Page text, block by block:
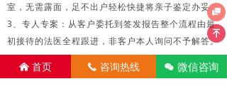
室，无需露面，足不出户轻松快捷将亲子鉴定办妥。
3、专人专案：从客户委托到签发报告整个流程由最
初接待的法医全程跟进，非客户本人询问不予解答。
4、邮寄报告：鉴定报告可根据客户需求自取或邮
寄，快件外包装不会出现“DNA亲子鉴定”相关字眼。
낀 首页 끅 咨询热线 너 微信咨询
녠
